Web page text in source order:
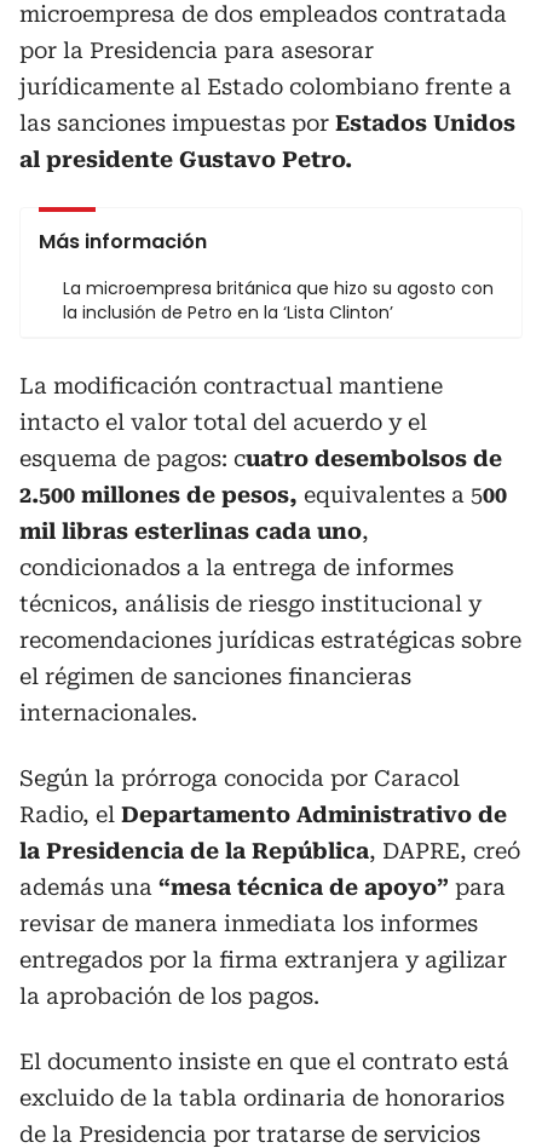
microempresa de dos empleados contratada
por la Presidencia para asesorar
jurídicamente al Estado colombiano frente a
las sanciones impuestas por Estados Unidos
al presidente Gustavo Petro.
Más información
La microempresa británica que hizo su agosto con
la inclusión de Petro en la ‘Lista Clinton’
La modificación contractual mantiene
intacto el valor total del acuerdo y el
esquema de pagos: cuatro desembolsos de
2.500 millones de pesos, equivalentes a 500
mil libras esterlinas cada uno,
condicionados a la entrega de informes
técnicos, análisis de riesgo institucional y
recomendaciones jurídicas estratégicas sobre
el régimen de sanciones financieras
internacionales.
Según la prórroga conocida por Caracol
Radio, el Departamento Administrativo de
la Presidencia de la República, DAPRE, creó
además una “mesa técnica de apoyo” para
revisar de manera inmediata los informes
entregados por la firma extranjera y agilizar
la aprobación de los pagos.
El documento insiste en que el contrato está
excluido de la tabla ordinaria de honorarios
de la Presidencia por tratarse de servicios